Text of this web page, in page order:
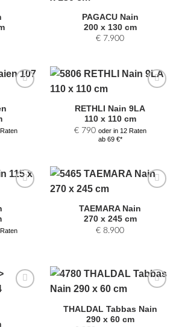
Auswahl
hinzufügen
PAGACU Nain
200 x 130 cm
€ 7.900
Auswahl
hinzufügen
RETHLI Nain 9LA
110 x 110 cm
€790 oder in 12 Raten
ab 69 €*
Auswahl
hinzufügen
TAEMARA Nain
270 x 245 cm
€ 8.900
Auswahl
hinzufügen
THALDAL Tabbas Nain
290 x 60 cm